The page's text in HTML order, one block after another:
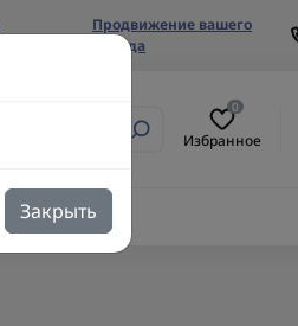
Продвижение вашего
бренда
0
Избранное
Закрыть